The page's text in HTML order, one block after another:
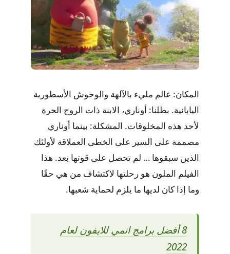
المكان: عالم مليء بالآلهة والوحوش الأسطورية
اليابانية. بطلنا: أوناري، الابنة ذات الروح الحرة
لأحد هذه المخلوقات. المشكلة: بينما أوناري
مصممة على السير على الخطى العملاقة لأولئك
الذين سبقوها … لم تحصل على قوتها بعد. هذا
الفيلم الملون هو رحلتها لاكتشاف من هي حقًا
وما إذا كان لديها ما يلزم لحماية شعبها.
8 أفضل برامج انمي للايفون لعام
2022